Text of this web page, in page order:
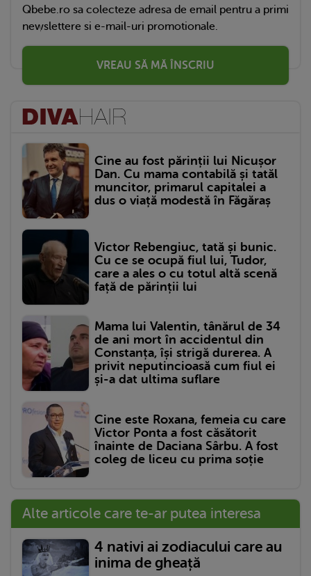
Qbebe.ro sa colecteze adresa de email pentru a primi
newslettere si e-mail-uri promotionale.
VREAU SĂ MĂ ÎNSCRIU
Cine au fost părinții lui Nicușor
Dan. Cu mama contabilă și tatăl
muncitor, primarul capitalei a
dus o viață modestă în Făgăraș
Victor Rebengiuc, tată și bunic.
Cu ce se ocupă fiul lui, Tudor,
care a ales o cu totul altă scenă
față de părinții lui
Mama lui Valentin, tânărul de 34
de ani mort în accidentul din
Constanța, își strigă durerea. A
privit neputincioasă cum fiul ei
și-a dat ultima suflare
Cine este Roxana, femeia cu care
Victor Ponta a fost căsătorit
înainte de Daciana Sârbu. A fost
coleg de liceu cu prima soție
Alte articole care te-ar putea interesa
4 nativi ai zodiacului care au
inima de gheață